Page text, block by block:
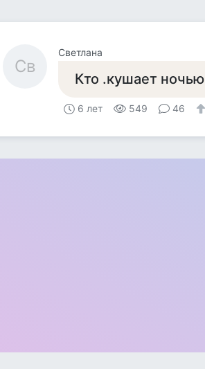
Св
Светлана
Кто .кушает ночью
6 лет 549 46